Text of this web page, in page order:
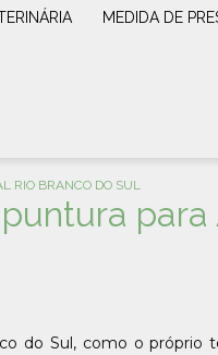
MEDIDA DE
RIO BRANCO DO SUL
do Sul, como o próprio